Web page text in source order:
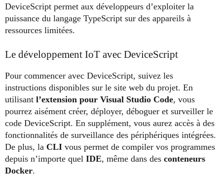
DeviceScript permet aux développeurs d’exploiter la
puissance du langage TypeScript sur des appareils à
ressources limitées.
Le développement IoT avec DeviceScript
Pour commencer avec DeviceScript, suivez les
instructions disponibles sur le site web du projet. En
utilisant l’extension pour Visual Studio Code, vous
pourrez aisément créer, déployer, déboguer et surveiller le
code DeviceScript. En supplément, vous aurez accès à des
fonctionnalités de surveillance des périphériques intégrées.
De plus, la CLI vous permet de compiler vos programmes
depuis n’importe quel IDE, même dans des conteneurs
Docker.